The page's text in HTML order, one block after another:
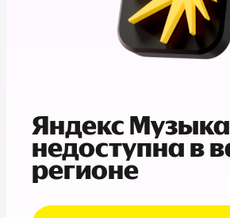
Яндекс Музыка
недоступна в
регионе